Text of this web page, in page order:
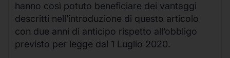
hanno così potuto beneficiare dei vantaggi
descritti nell’introduzione di questo articolo
con due anni di anticipo rispetto all’obbligo
previsto per legge dal 1 Luglio 2020.